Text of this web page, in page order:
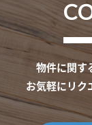
物件に関す
お気軽にリク